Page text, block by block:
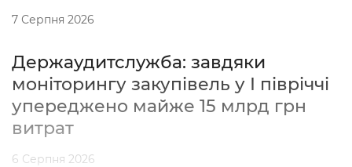
7 Серпня 2026
Держаудитслужба: завдяки
моніторингу закупівель у І півріччі
упереджено майже 15 млрд грн
витрат
6 Серпня 2026